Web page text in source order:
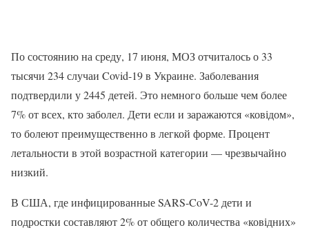
По состоянию на среду, 17 июня, МОЗ отчиталось о 33
тысячи 234 случаи Covid-19 в Украине. Заболевания
подтвердили у 2445 детей. Это немного больше чем более
7% от всех, кто заболел. Дети если и заражаются «ковідом»,
то болеют преимущественно в легкой форме. Процент
летальности в этой возрастной категории — чрезвычайно
низкий.
В США, где инфицированные SARS-CoV-2 дети и
подростки составляют 2% от общего количества «ковідних»